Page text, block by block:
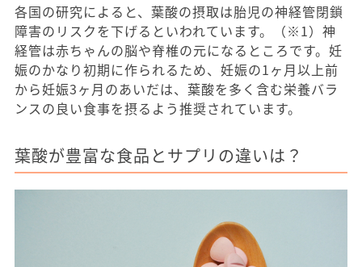
各国の研究によると、葉酸の摂取は胎児の神経管閉鎖
障害のリスクを下げるといわれています。（※1）神
経管は赤ちゃんの脳や脊椎の元になるところです。妊
娠のかなり初期に作られるため、妊娠の1ヶ月以上前
から妊娠3ヶ月のあいだは、葉酸を多く含む栄養バラ
ンスの良い食事を摂るよう推奨されています。
葉酸が豊富な食品とサプリの違いは？